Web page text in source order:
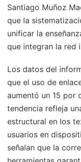
Santiago Muñoz
que la
unificar la
que integran la red
Los datos del
que el uso de
aumentó un 15 por
tendencia refleja
estructural en los
usuarios en
señalan que la